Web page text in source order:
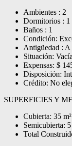
Ambientes : 2
Dormitorios : 1
Baños : 1
Condición:
Antigüedad : A
Situación: Vacía
Expensas: $
Disposición:
Crédito: No
SUPERFICIES Y
Cubierta: 35 m²
Semicubierta: 5
Total